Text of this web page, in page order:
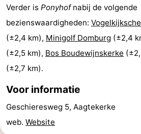
Minigolfbanen
Wellness
centra
Dorpen
&
Steden
Natuur
Rondleidingen
Sporten
-
Verder is Ponyhofnabij de volgende
bezienswaardigheden:
(±2,4 km), Minigolf Domburg (±2,4
(±2,5 km), Bos Boudewijnskerke
(±2,7 km).
Voor informatie
Geschieresweg 5, Aagtekerke
web. Website